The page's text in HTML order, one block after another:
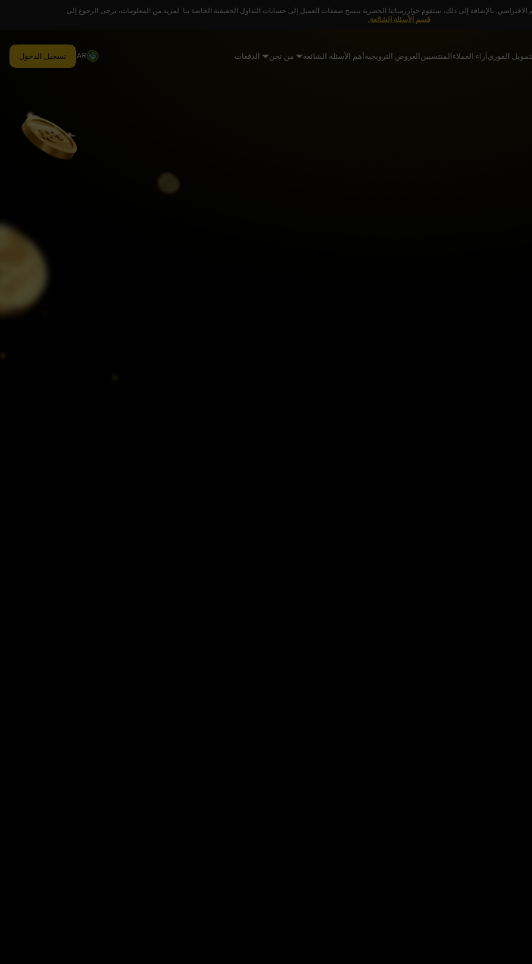
بالإضافة إلى ذلك، ستقوم خوارزمياتنا الحصرية بنسخ صفقات العميل إلى حسابات التداول الحقيقية الخاصة بنا. لمزيد من المعلومات، يرجى الرجوع إلى
قسم الأسئلة الشائعة.
الفوريآراء العملاءالمنتسبينالعروض الترويجيةأهم الأسئلة الشائعة من نحن الدفعات AR تسجيل الدخول